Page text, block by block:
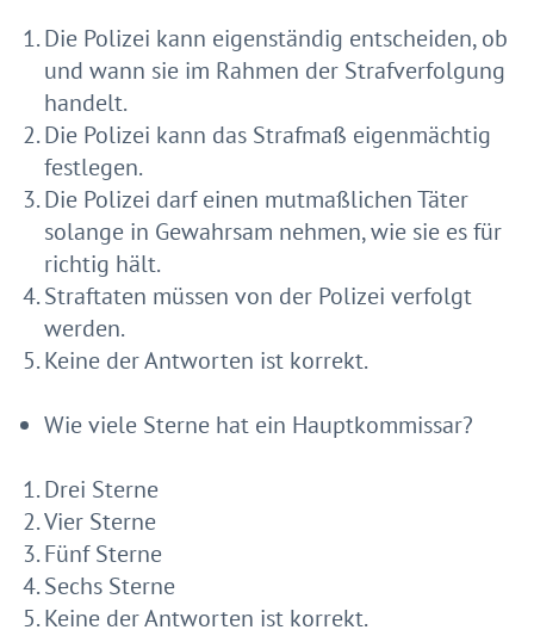
Die Polizei kann eigenständig entscheiden, ob
und wann sie im Rahmen der Strafverfolgung
handelt.
Die Polizei kann das Strafmaß eigenmächtig
festlegen.
Die Polizei darf einen mutmaßlichen Täter
solange in Gewahrsam nehmen, wie sie es für
richtig hält.
Straftaten müssen von der Polizei verfolgt
werden.
Keine der Antworten ist korrekt.
Wie viele Sterne hat ein Hauptkommissar?
Drei Sterne
Vier Sterne
Fünf Sterne
Sechs Sterne
Keine der Antworten ist korrekt.